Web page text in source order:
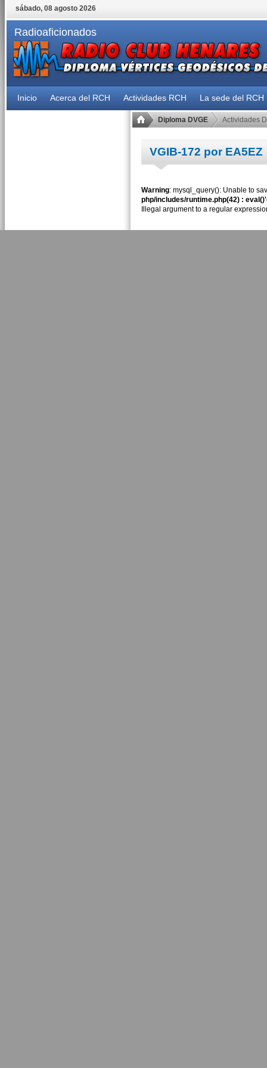
sábado, 08 agosto 2026
Radioaficionados
Inicio Acerca del RCH Actividades RCH La sede del RCH
Diploma DVGE Actividades
VGIB-172 por EA5EZ
Warning: mysql_query(): Unable to
php/includes/runtime.php(42) :
Illegal argument to a regular